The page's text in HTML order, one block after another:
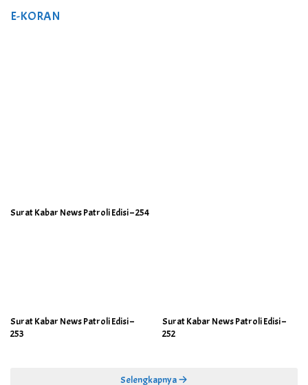
E-KORAN
Surat Kabar News Patroli Edisi – 254
Surat Kabar News Patroli Edisi –
253
Surat Kabar News Patroli Edisi –
252
Selengkapnya